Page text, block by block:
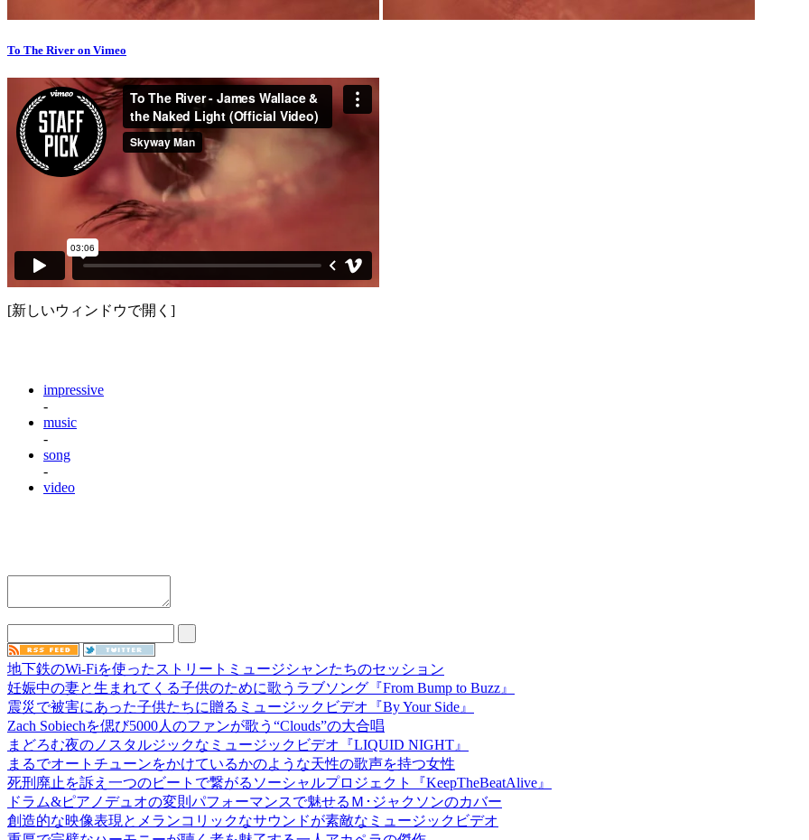
To The River on Vimeo
[新しいウィンドウで開く]
impressive
-
music
-
song
-
video
地下鉄のWi-Fiを使ったストリートミュージシャンたちのセッション
妊娠中の妻と生まれてくる子供のために歌うラブソング『From Bump to Buzz』
震災で被害にあった子供たちに贈るミュージックビデオ『By Your Side』
Zach Sobiechを偲び5000人のファンが歌う“Clouds”の大合唱
まどろむ夜のノスタルジックなミュージックビデオ『LIQUID NIGHT』
まるでオートチューンをかけているかのような天性の歌声を持つ女性
死刑廃止を訴え一つのビートで繋がるソーシャルプロジェクト『KeepTheBeatAlive』
ドラム&ピアノデュオの変則パフォーマンスで魅せるＭ･ジャクソンのカバー
創造的な映像表現とメランコリックなサウンドが素敵なミュージックビデオ